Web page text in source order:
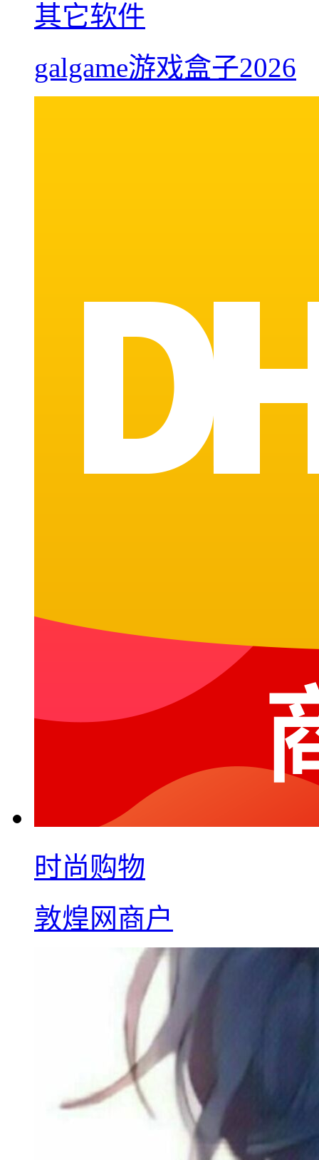
其它软件
galgame游戏盒子2026
时尚购物
敦煌网商户